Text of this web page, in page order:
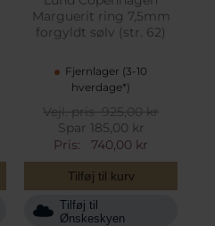
Marguerit ring 7,5mm
forgyldt sølv (str. 62)
Fjernlager (3-10
hverdage*)
Vejl. pris925,00 kr
Spar 185,00 kr
Pris:
740,00 kr
Tilføj til kurv
Tilføj til
Ønskeskyen